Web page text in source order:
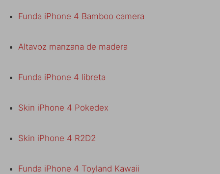
Funda iPhone 4 Bamboo camera
Altavoz manzana de madera
Funda iPhone 4 libreta
Skin iPhone 4 Pokedex
Skin iPhone 4 R2D2
Funda iPhone 4 Toyland Kawaii